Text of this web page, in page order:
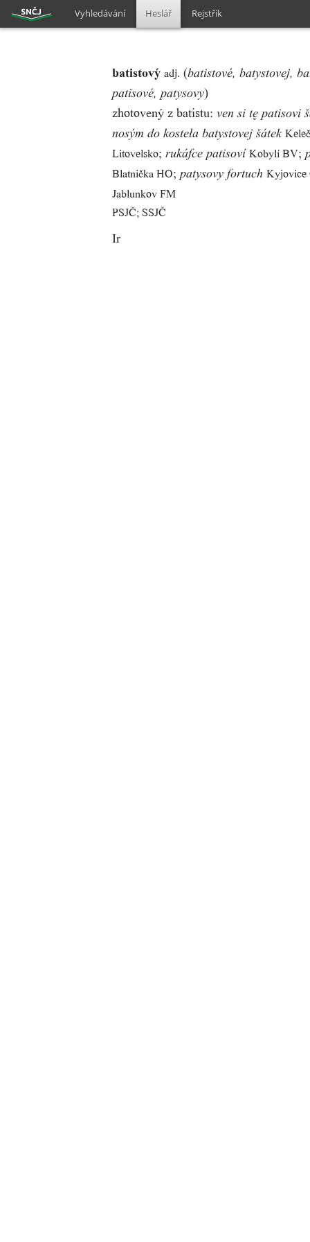
Vyhledávání Heslář Rejstřík
batistový adj. (batistové, batystovej,
patisové, patysovy)
zhotovený z batistu: ven si t patisovi
nosým do kosteła batystovej šátek
Litovelsko; rukáfce patisoví Kobylí BV;
Blatnička HO; patysovy fortuch Kyjovice
Jablunkov FM
PSJČ; SSJČ
Ir